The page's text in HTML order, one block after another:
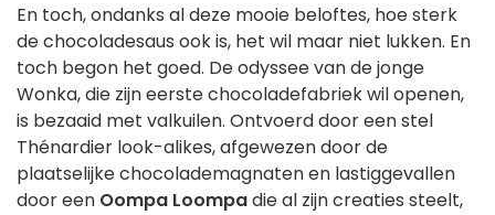
En toch, ondanks al deze mooie beloftes, hoe sterk
de chocoladesaus ook is, het wil maar niet lukken. En
toch begon het goed. De odyssee van de jonge
Wonka, die zijn eerste chocoladefabriek wil openen,
is bezaaid met valkuilen. Ontvoerd door een stel
Thénardier look-alikes, afgewezen door de
plaatselijke chocolademagnaten en lastiggevallen
door een Oompa Loompadie al zijn creaties steelt,